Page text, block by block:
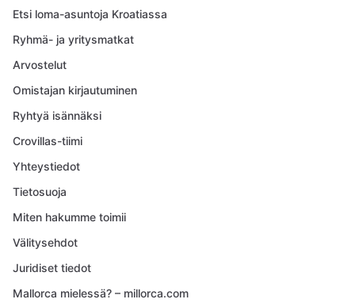
Etsi loma-asuntoja Kroatiassa
Ryhmä- ja yritysmatkat
Arvostelut
Omistajan kirjautuminen
Ryhtyä isännäksi
Crovillas-tiimi
Yhteystiedot
Tietosuoja
Miten hakumme toimii
Välitysehdot
Juridiset tiedot
Mallorca mielessä? – millorca.com